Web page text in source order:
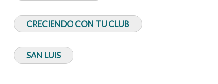
CRECIENDO CON TU CLUB
SAN LUIS